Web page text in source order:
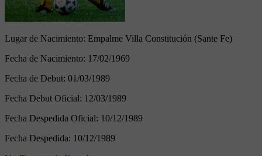
Lugar de Nacimiento: Empalme Villa Constitución (Sante Fe)
Fecha de Nacimiento: 17/02/1969
Fecha de Debut: 01/03/1989
Fecha Debut Oficial: 12/03/1989
Fecha Despedida Oficial: 10/12/1989
Fecha Despedida: 10/12/1989